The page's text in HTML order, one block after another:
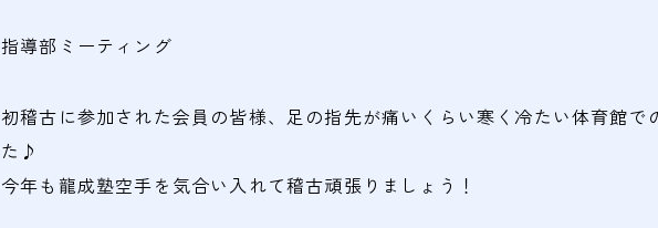
指導部ミーティング
初稽古に参加された会員の皆様、足の指先が痛いくらい寒く冷たい体育館で
た♪
今年も龍成塾空手を気合い入れて稽古頑張りましょう！